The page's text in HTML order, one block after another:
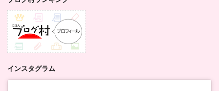
インスタグラム